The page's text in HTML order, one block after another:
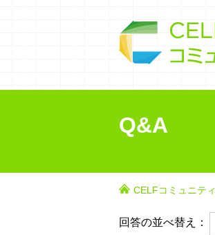
Q&A
CELFコミュニティ
回答の並べ替え：